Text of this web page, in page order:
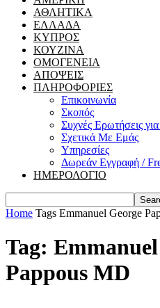
ΑΘΛΗΤΙΚΑ
ΕΛΛΑΔΑ
ΚΥΠΡΟΣ
ΚΟΥΖΙΝΑ
ΟΜΟΓΕΝΕΙΑ
ΑΠΟΨΕΙΣ
ΠΛΗΡΟΦΟΡΙΕΣ
Επικοινωνία
Σκοπός
Συχνές Ερωτήσεις
Σχετικά Με Εμάς
Υπηρεσίες
Δωρεάν Εγγραφή /
ΗΜΕΡΟΛΟΓΙΟ
Home Tags Emmanuel George
Tag:
Pappous MD